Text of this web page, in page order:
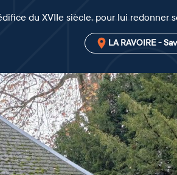
du XVIIe siècle, pour lui
LA RAVOIRE -